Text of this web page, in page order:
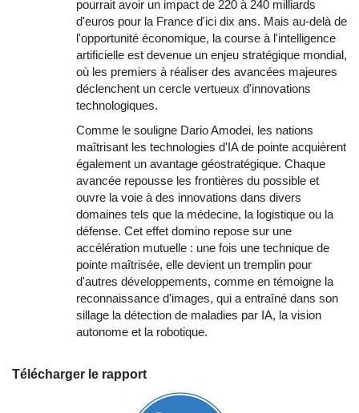
pourrait avoir un impact de 220 à 240 milliards
d'euros pour la France d'ici dix ans. Mais au-delà de
l'opportunité économique, la course à l'intelligence
artificielle est devenue un enjeu stratégique mondial,
où les premiers à réaliser des avancées majeures
déclenchent un cercle vertueux d'innovations
technologiques.
Comme le souligne Dario Amodei, les nations
maîtrisant les technologies d'IA de pointe acquièrent
également un avantage géostratégique. Chaque
avancée repousse les frontières du possible et
ouvre la voie à des innovations dans divers
domaines tels que la médecine, la logistique ou la
défense. Cet effet domino repose sur une
accélération mutuelle : une fois une technique de
pointe maîtrisée, elle devient un tremplin pour
d'autres développements, comme en témoigne la
reconnaissance d'images, qui a entraîné dans son
sillage la détection de maladies par IA, la vision
autonome et la robotique.
Télécharger le rapport